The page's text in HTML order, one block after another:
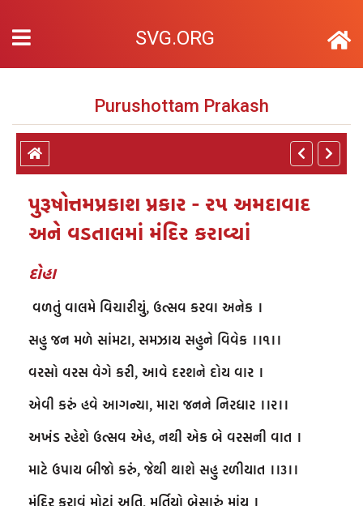
SVG.ORG
Purushottam Prakash
પુરૂષોત્તમપ્રકાશ પ્રકાર - ર૫ અમદાવાદ
અને વડતાલમાં મંદિર કરાવ્યાં
દોહા
સહુ જન મળે સાંમટા, સમઝાય સહુને વિવેક ।।૧।।
વરસો વરસ વેગે કરી, આવે દરશને દોય વાર ।
એવી કરું હવે આગન્યા, મારા જનને નિરધાર ।।૨।।
અખંડ રહેશે ઉત્સવ એહ, નથી એક બે વરસની વાત ।
માટે ઉપાય બીજો કરું, જેથી થાશે સહુ રળીયાત ।।૩।।